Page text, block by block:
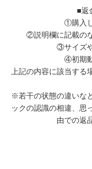
■返
①購入
②説明欄に記載の
③サイズ
④初期
上記の内容に該当する
※若干の状態の違いな
ックの認識の相違、思
由での返